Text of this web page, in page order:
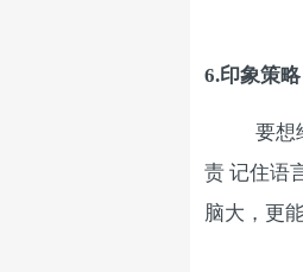
6.印象策略
要想
责 记住语
脑大，更